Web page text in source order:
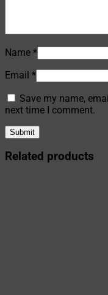
Name *
Email *
Save my name,
next time I comment.
Related products